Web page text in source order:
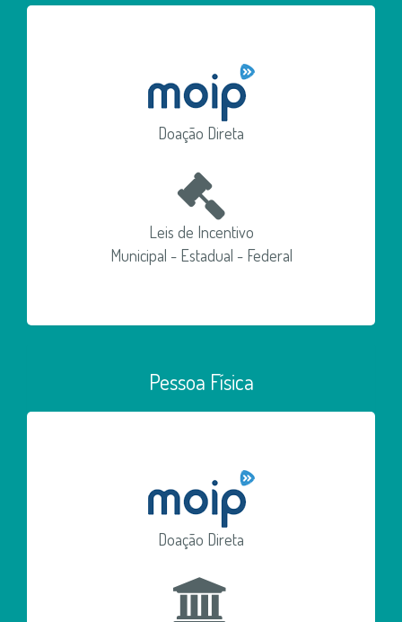
Doação Direta
Leis de Incentivo
Municipal - Estadual - Federal
Pessoa Física
Doação Direta